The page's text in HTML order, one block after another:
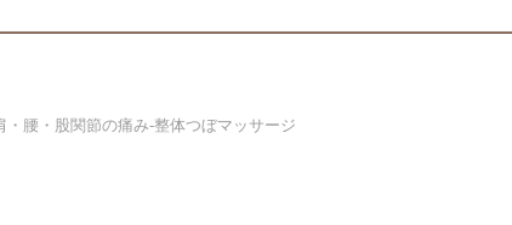
・腰・股関節の痛み-整体つぼマッサージ